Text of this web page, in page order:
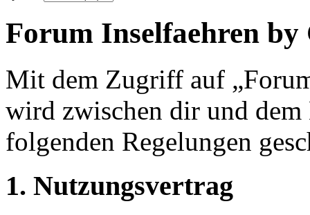
Forum Inselfaehren
Mit dem Zugriff auf
wird zwischen dir und
folgenden Regelungen
1. Nutzungsvertrag